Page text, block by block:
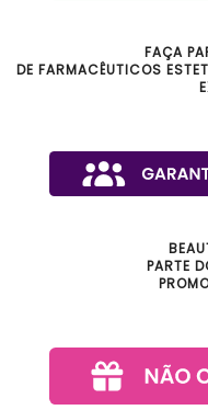
FAÇA
DE FARMACÊUTICOS
PARTE